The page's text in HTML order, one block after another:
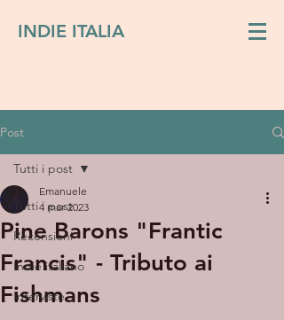
INDIE ITALIA
Post
Tutti i post
Recensioni
Indie italiano
Interviste
Tutti i post
Pine Barons "Frantic
Francis" - Tributo ai
Fishmans
Emanuele
4 mar 2023